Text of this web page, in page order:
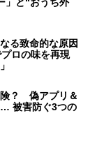
る致命的な原因
ロの味を再現
険？ 偽アプリ＆
被害防ぐ3つの